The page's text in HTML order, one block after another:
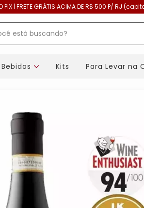
PIX | FRETE GRÁTIS ACIMA DE R$ 500 P/ RJ
Kits Para Levar na